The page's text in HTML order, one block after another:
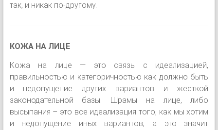
так, и никак по-другому.
КОЖА НА ЛИЦЕ
Кожа на лице — это связь с идеализацией,
правильностью и категоричностью как должно быть
и недопущение других вариантов и жесткой
законодательной базы. Шрамы на лице, либо
высыпания – это все идеализация того, как мы хотим
и недопущение иных вариантов, а это значит